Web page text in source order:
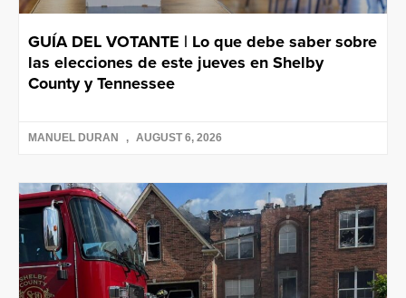
GUÍA DEL VOTANTE | Lo que debe saber sobre
las elecciones de este jueves en Shelby
County y Tennessee
MANUEL DURAN AUGUST 6, 2026